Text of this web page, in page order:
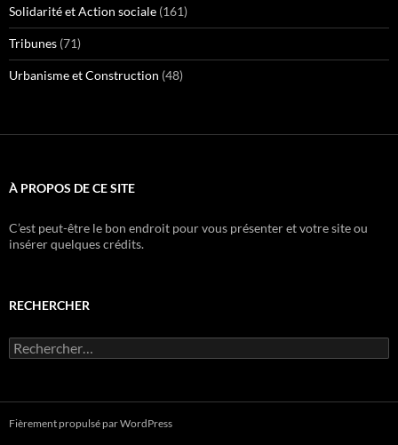
Solidarité et Action sociale (161)
Tribunes (71)
Urbanisme et Construction (48)
À PROPOS DE CE SITE
C’est peut-être le bon endroit pour vous présenter et votre site ou
insérer quelques crédits.
RECHERCHER
Rechercher :
Fièrement propulsé par WordPress